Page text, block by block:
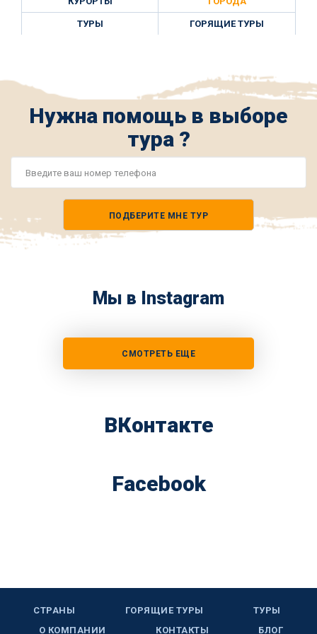
ТУРЫ ГОРЯЩИЕ ТУРЫ
Нужна помощь в выборе
тура ?
ПОДБЕРИТЕ МНЕ ТУР
Мы в Instagram
СМОТРЕТЬ ЕЩЕ
ВКонтакте
Facebook
СТРАНЫ ГОРЯЩИЕ ТУРЫ
ТУРЫ
О КОМПАНИИ
КОНТАКТЫ БЛОГ